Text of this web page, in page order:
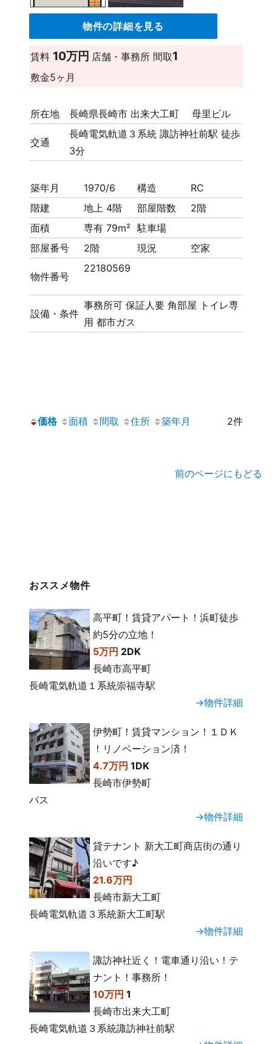
物件の詳細を見る
賃料 10万円 店舗・事務所 間取1
敷金5ヶ月
所在地 長崎県長崎市 出来大工町 母里ビル
交通
長崎電気軌道３系統 諏訪神社前駅 徒歩
3分
築年月 1970/6 構造
RC
階建
地上 4階 部屋階数
2階
面積
専有 79m² 駐車場
部屋番号
2階 現況 空家
物件番号
22180569
設備・条件
事務所可 保証人要 角部屋 トイレ専
用 都市ガス
価格 面積 間取 住所 築年月 2件
前のページにもどる
おススメ物件
高平町！賃貸アパート！浜町徒歩
約5分の立地！
5万円 2DK
長崎市高平町
長崎電気軌道１系統崇福寺駅
→物件詳細
伊勢町！賃貸マンション！１ＤＫ
！リノベーション済！
4.7万円 1DK
長崎市伊勢町
バス
→物件詳細
貸テナント 新大工町商店街の通り
沿いです♪
21.6万円
長崎市新大工町
長崎電気軌道３系統新大工町駅
→物件詳細
諏訪神社近く！電車通り沿い！テ
ナント！事務所！
10万円 1
長崎市出来大工町
長崎電気軌道３系統諏訪神社前駅